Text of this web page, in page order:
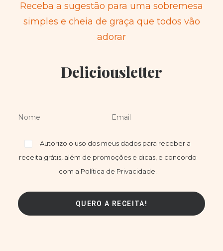
Receba a sugestão para uma sobremesa
simples e cheia de graça que todos vão
adorar
Deliciousletter
Autorizo o uso dos meus dados para receber a
receita grátis, além de promoções e dicas, e concordo
com a Política de Privacidade.